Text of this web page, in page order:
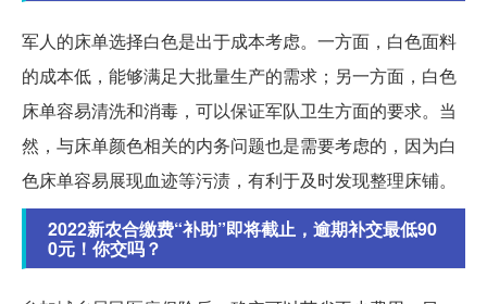
军人的床单选择白色是出于成本考虑。一方面，白色面料
的成本低，能够满足大批量生产的需求；另一方面，白色
床单容易清洗和消毒，可以保证军队卫生方面的要求。当
然，与床单颜色相关的内务问题也是需要考虑的，因为白
色床单容易展现血迹等污渍，有利于及时发现整理床铺。
2022新农合缴费“补助”即将截止，逾期补交最低90
0元！你交吗？